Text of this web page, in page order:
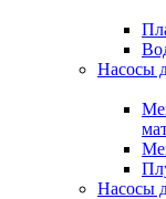
Насосы
Насосы